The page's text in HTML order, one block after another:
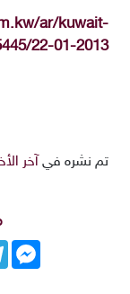
ar/kuwait-
22-01-2013
تم نشره في آخر